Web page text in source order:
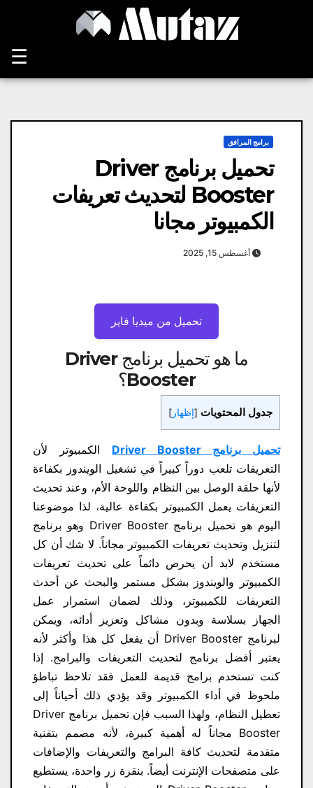
☰
برامج المرافق
تحميل برنامج Driver
Booster لتحديث تعريفات
الكمبيوتر مجانا
أغسطس 15, 2025
تحميل من ميديا ​​فاير
ما هو تحميل برنامج Driver
Booster؟
جدول المحتويات [إظهار ]
تحميل برنامج Driver Booster
الكمبيوتر لأن
التعريفات تلعب دوراً كبيراً في تشغيل الويندوز بكفاءة
لأنها حلقة الوصل بين النظام واللوحة الأم، وعند تحديث
التعريفات يعمل الكمبيوتر بكفاءة عالية، لذا موضوعنا
اليوم هو تحميل برنامج Driver Booster وهو برنامج
لتنزيل وتحديث تعريفات الكمبيوتر مجاناً. لا شك أن كل
مستخدم لابد أن يحرص دائماً على تحديث تعريفات
الكمبيوتر والويندوز بشكل مستمر والبحث عن أحدث
التعريفات للكمبيوتر، وذلك لضمان استمرار عمل
الجهاز بسلاسة وبدون مشاكل وتعزيز أدائه، ويمكن
لبرنامج Driver Booster أن يفعل كل هذا وأكثر لأنه
يعتبر أفضل برنامج لتحديث التعريفات والبرامج. إذا
كنت تستخدم برامج قديمة للعمل فقد تلاحظ تباطؤ
ملحوظ في أداء الكمبيوتر وقد يؤدي ذلك أحياناً إلى
تعطيل النظام، ولهذا السبب فإن تحميل برنامج Driver
Booster مجاناً له أهمية كبيرة، لأنه مصمم بتقنية
متقدمة لتحديث كافة البرامج والتعريفات والإضافات
على متصفحات الإنترنت أيضاً. بنقرة زر واحدة، يستطيع